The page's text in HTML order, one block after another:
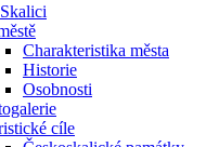
Charakteristika města
Historie
Osobnosti
cíle